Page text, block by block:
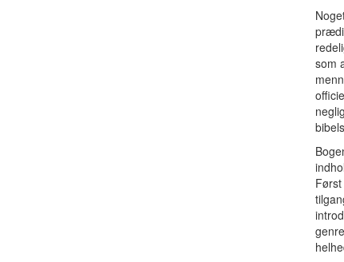
som